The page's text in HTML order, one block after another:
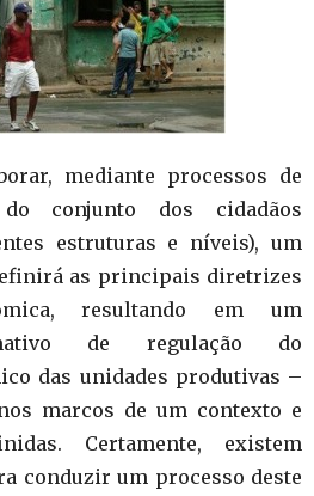
mediante processos de
conjunto dos cidadãos
estruturas e níveis), um
as principais diretrizes
resultando em um
de regulação do
das unidades produtivas –
marcos de um contexto e
Certamente, existem
conduzir um processo deste